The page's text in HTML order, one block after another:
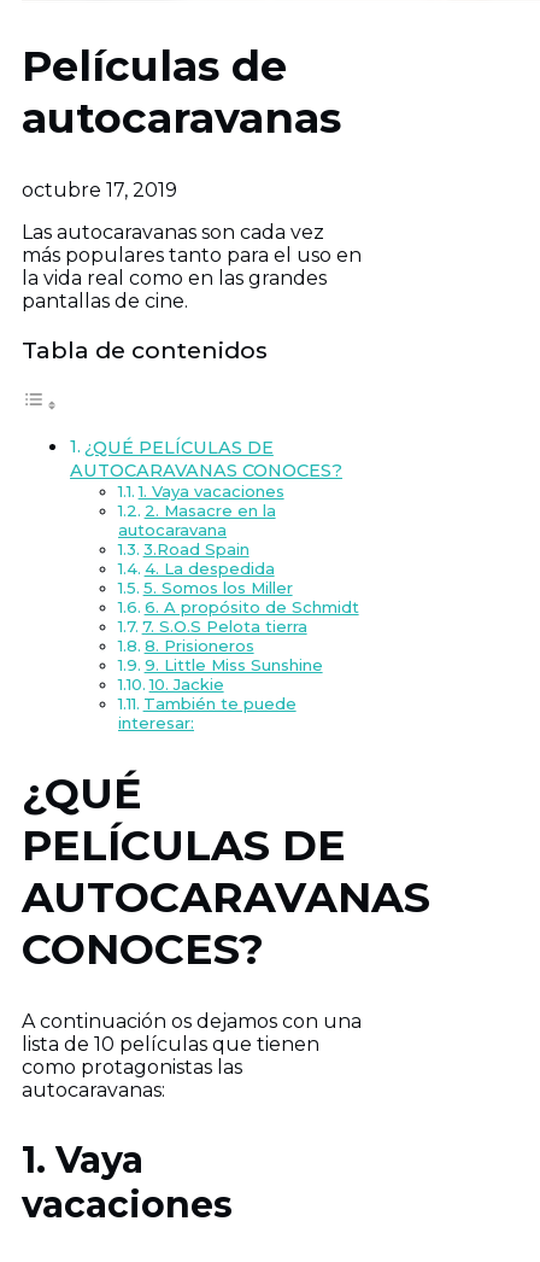
Películas de
autocaravanas
octubre 17, 2019
Las autocaravanas son cada vez
más populares tanto para el uso en
la vida real como en las grandes
pantallas de cine.
Tabla de contenidos
¿QUÉ PELÍCULAS DE
AUTOCARAVANAS CONOCES?
1. Vaya vacaciones
2. Masacre en la
autocaravana
3.Road Spain
4. La despedida
5. Somos los Miller
6. A propósito de Schmidt
7. S.O.S Pelota tierra
8. Prisioneros
9. Little Miss Sunshine
10. Jackie
También te puede
interesar:
¿QUÉ
PELÍCULAS DE
AUTOCARAVANAS
CONOCES?
A continuación os dejamos con una
lista de 10 películas que tienen
como protagonistas las
autocaravanas:
1. Vaya
vacaciones